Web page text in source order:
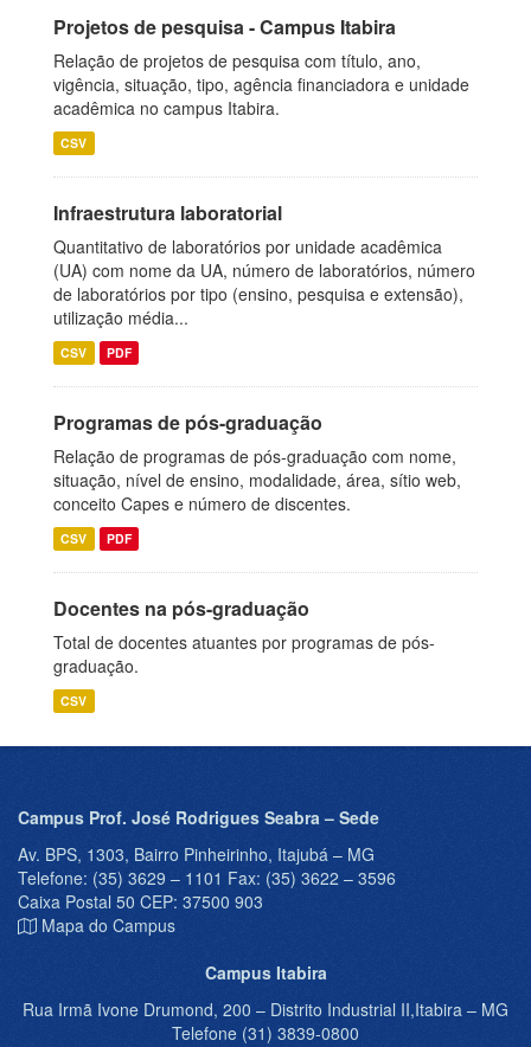
Projetos de pesquisa - Campus Itabira
Relação de projetos de pesquisa com título, ano,
vigência, situação, tipo, agência financiadora e unidade
acadêmica no campus Itabira.
CSV
Infraestrutura laboratorial
Quantitativo de laboratórios por unidade acadêmica
(UA) com nome da UA, número de laboratórios, número
de laboratórios por tipo (ensino, pesquisa e extensão),
utilização média...
CSV PDF
Programas de pós-graduação
Relação de programas de pós-graduação com nome,
situação, nível de ensino, modalidade, área, sítio web,
conceito Capes e número de discentes.
CSV PDF
Docentes na pós-graduação
Total de docentes atuantes por programas de pós-
graduação.
CSV
Campus Prof. José Rodrigues Seabra – Sede
Av. BPS, 1303, Bairro Pinheirinho, Itajubá – MG
Telefone: (35) 3629 – 1101 Fax: (35) 3622 – 3596
Caixa Postal 50 CEP: 37500 903
Mapa do Campus
Campus Itabira
Rua Irmã Ivone Drumond, 200 – Distrito Industrial II,Itabira – MG
Telefone (31) 3839-0800